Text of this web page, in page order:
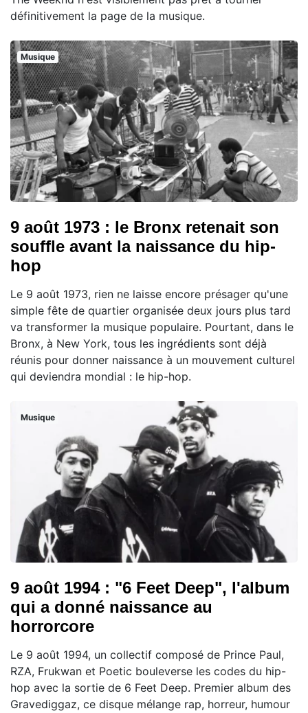
définitivement la page de la musique.
Musique
9 août 1973 : le Bronx retenait son
souffle avant la naissance du hip-
hop
Le 9 août 1973, rien ne laisse encore présager qu'une
simple fête de quartier organisée deux jours plus tard
va transformer la musique populaire. Pourtant, dans le
Bronx, à New York, tous les ingrédients sont déjà
réunis pour donner naissance à un mouvement culturel
qui deviendra mondial : le hip-hop.
Musique
9 août 1994 : "6 Feet Deep", l'album
qui a donné naissance au
horrorcore
Le 9 août 1994, un collectif composé de Prince Paul,
RZA, Frukwan et Poetic bouleverse les codes du hip-
hop avec la sortie de 6 Feet Deep. Premier album des
Gravediggaz, ce disque mélange rap, horreur, humour